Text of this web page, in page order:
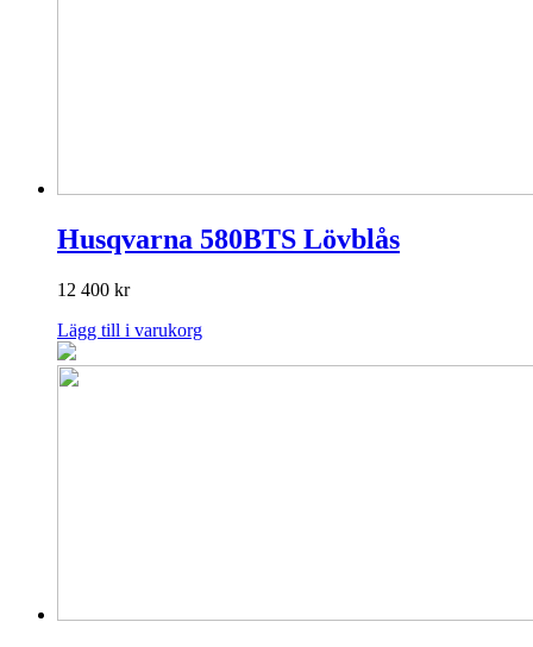
Husqvarna 580BTS Lövblås
12 400 kr
Lägg till i varukorg